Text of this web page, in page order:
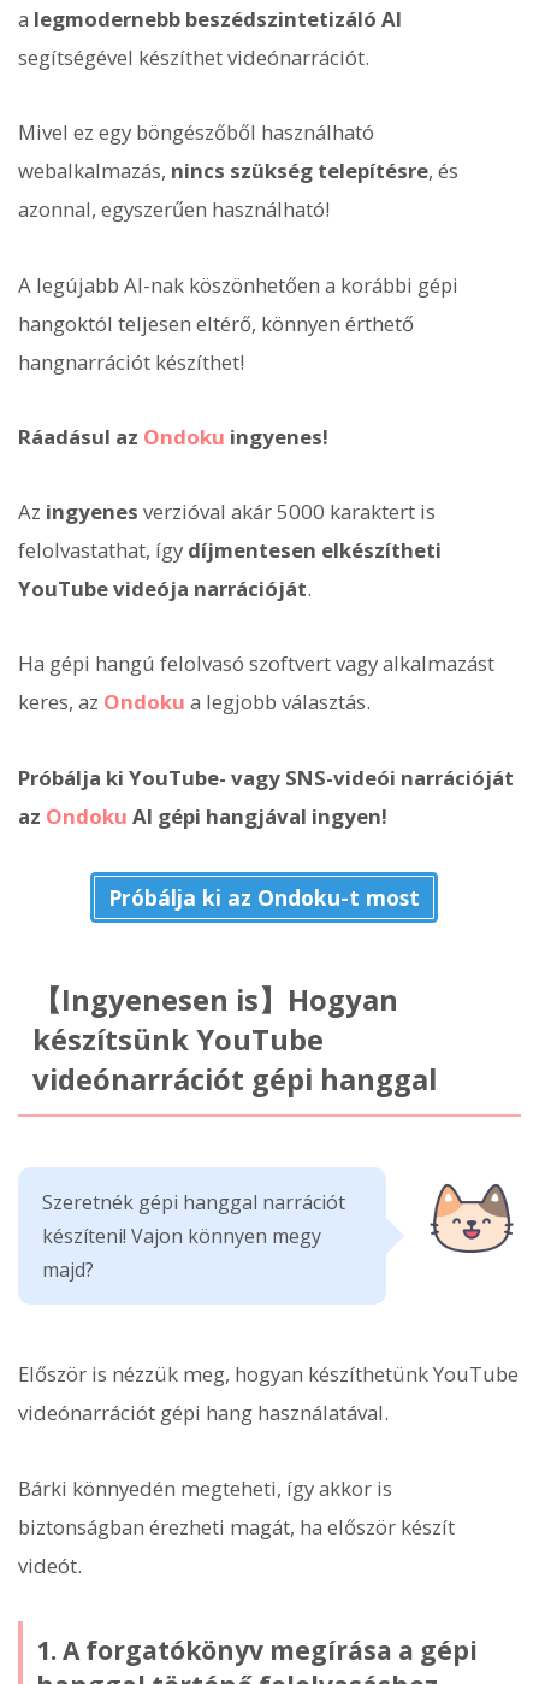
a legmodernebb beszédszintetizáló AI
segítségével készíthet videónarrációt.
Mivel ez egy böngészőből használható
webalkalmazás, nincs szükség telepítésre, és
azonnal, egyszerűen használható!
A legújabb AI-nak köszönhetően a korábbi gépi
hangoktól teljesen eltérő, könnyen érthető
hangnarrációt készíthet!
Ráadásul az Ondoku ingyenes!
Az ingyenes verzióval akár 5000 karaktert is
felolvastathat, így díjmentesen elkészítheti
YouTube videója narrációját.
Ha gépi hangú felolvasó szoftvert vagy alkalmazást
keres, az Ondoku a legjobb választás.
Próbálja ki YouTube- vagy SNS-videói narrációját
az Ondoku AI gépi hangjával ingyen!
Próbálja ki az Ondoku-t most
【Ingyenesen is】Hogyan
készítsünk YouTube
videónarrációt gépi hanggal
Szeretnék gépi hanggal narrációt
készíteni! Vajon könnyen megy
majd?
Először is nézzük meg, hogyan készíthetünk YouTube
videónarrációt gépi hang használatával.
Bárki könnyedén megteheti, így akkor is
biztonságban érezheti magát, ha először készít
videót.
1. A forgatókönyv megírása a gépi